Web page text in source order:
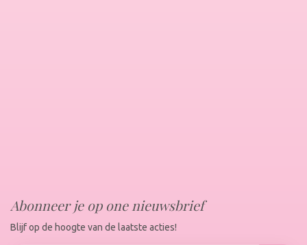
Abonneer je op one nieuwsbrief
Blijf op de hoogte van de laatste acties!